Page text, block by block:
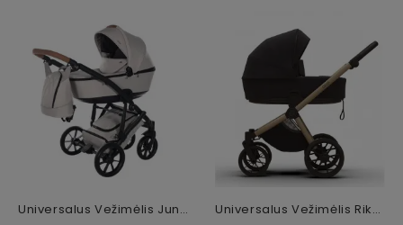
Universalus Vežimėlis Junama Space 2in1, Beige Universalus Vežimėlis Riko Cava 2in1 Coal